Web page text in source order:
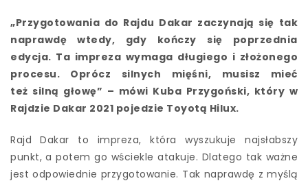
„Przygotowania do Rajdu Dakar zaczynają się tak
naprawdę wtedy, gdy kończy się poprzednia
edycja. Ta impreza wymaga długiego i złożonego
procesu. Oprócz silnych mięśni, musisz mieć
też silną głowę” – mówi Kuba Przygoński, który w
Rajdzie Dakar 2021 pojedzie Toyotą Hilux.
Rajd Dakar to impreza, która wyszukuje najsłabszy
punkt, a potem go wściekle atakuje. Dlatego tak ważne
jest odpowiednie przygotowanie. Tak naprawdę z myślą